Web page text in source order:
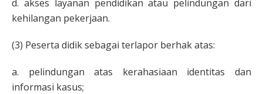
d. akses layanan pendidikan atau pelindungan dari
kehilangan pekerjaan.
(3) Peserta didik sebagai terlapor berhak atas:
a. pelindungan atas kerahasiaan identitas dan
informasi kasus;